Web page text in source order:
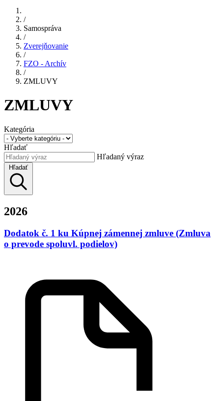
/
Samospráva
/
Zverejňovanie
/
FZO - Archív
/
ZMLUVY
ZMLUVY
Kategória
Hľadať
Hľadaný výraz
Hľadať
2026
Dodatok č. 1 ku Kúpnej zámennej zmluve (Zmluva
o prevode spoluvl. podielov)